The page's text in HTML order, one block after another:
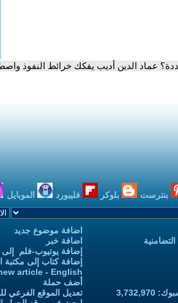
عماد الدين أديب يفكك خرائط النفوذ
بنترست بلوكر فليبورد الموبايل
اضافة موضوع جديد
اضافة خبر
إضافة يوتيوب-فلم إلى
إضافة كتاب إلى مكتبة
article - English
أضف حملة
تعديل الموقع الفرعي